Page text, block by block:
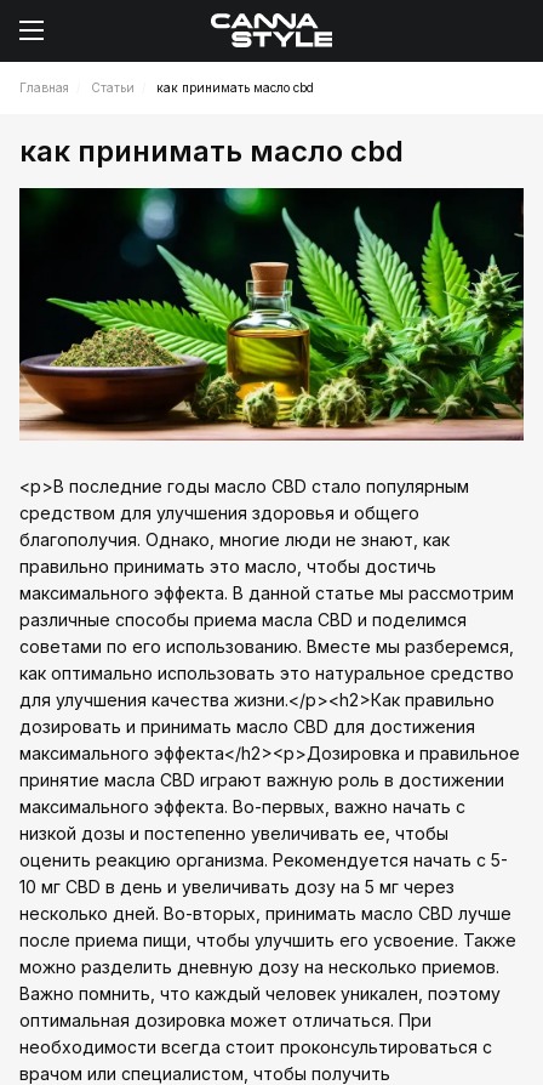
Главная Статьи как принимать масло cbd
как принимать масло cbd
<p>В последние годы масло CBD стало популярным
средством для улучшения здоровья и общего
благополучия. Однако, многие люди не знают, как
правильно принимать это масло, чтобы достичь
максимального эффекта. В данной статье мы рассмотрим
различные способы приема масла CBD и поделимся
советами по его использованию. Вместе мы разберемся,
как оптимально использовать это натуральное средство
для улучшения качества жизни.</p><h2>Как правильно
дозировать и принимать масло CBD для достижения
максимального эффекта</h2><p>Дозировка и правильное
принятие масла CBD играют важную роль в достижении
максимального эффекта. Во-первых, важно начать с
низкой дозы и постепенно увеличивать ее, чтобы
оценить реакцию организма. Рекомендуется начать с 5-
10 мг CBD в день и увеличивать дозу на 5 мг через
несколько дней. Во-вторых, принимать масло CBD лучше
после приема пищи, чтобы улучшить его усвоение. Также
можно разделить дневную дозу на несколько приемов.
Важно помнить, что каждый человек уникален, поэтому
оптимальная дозировка может отличаться. При
необходимости всегда стоит проконсультироваться с
врачом или специалистом, чтобы получить